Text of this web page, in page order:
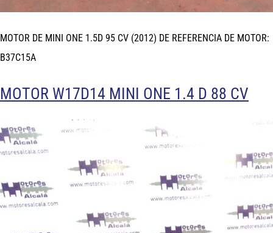
MOTOR DE MINI ONE 1.5D 95 CV (2012) DE REFERENCIA DE MOTOR:
B37C15A
MOTOR W17D14 MINI ONE 1.4 D 88 CV